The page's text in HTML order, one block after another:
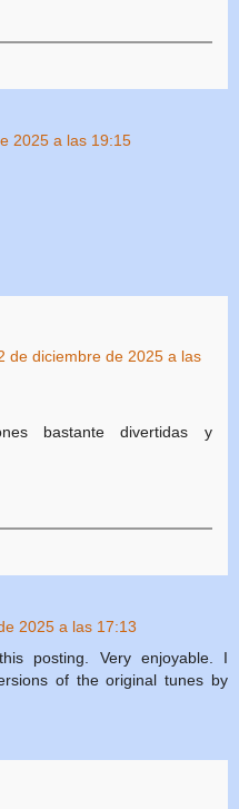
2025 a las 19:15
de diciembre de 2025 a las
bastante divertidas y
2025 a las 17:13
posting. Very enjoyable. I
of the original tunes by